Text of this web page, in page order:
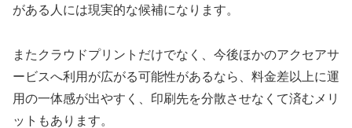
がある人には現実的な候補になります。
またクラウドプリントだけでなく、今後ほかのアクセアサ
ービスへ利用が広がる可能性があるなら、料金差以上に運
用の一体感が出やすく、印刷先を分散させなくて済むメリ
ットもあります。